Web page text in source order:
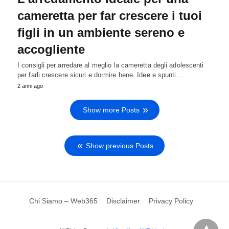
cameretta per far crescere i tuoi
figli in un ambiente sereno e
accogliente
I consigli per arredare al meglio la cameretta degli adolescenti
per farli crescere sicuri e dormire bene. Idee e spunti…
2 anni ago
Show more Posts
Show previous Posts
Chi Siamo – Web365 Disclaimer Privacy Policy